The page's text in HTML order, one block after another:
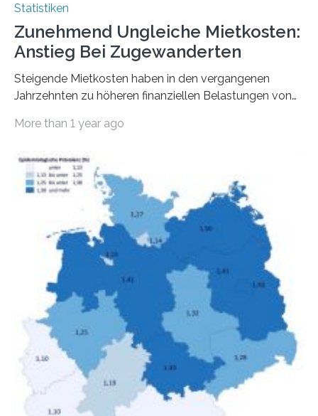
Statistiken
Zunehmend Ungleiche Mietkosten:
Anstieg Bei Zugewanderten
Steigende Mietkosten haben in den vergangenen
Jahrzehnten zu höheren finanziellen Belastungen von
Bundesinstitut für Bevölkerungsforschung (BiB)
gesamten Einkommen zwischen 1990 und 2020 für
unterschiedliche Einkommensgruppen sowie für in
Deutschland geborene Menschen und Zugewanderte
verändert hat. Das Ergebnis: Während Personen mit
hohen Einkommen (oberstes Quintil der Verteilung der
Nettoäquivalenzeinkommen) nur einen moderaten
Anstieg des Mietanteils am Gesamteinkommen
hinnehmen mussten, nahm die Belastung bei
Menschen mit…
More than 1 year ago